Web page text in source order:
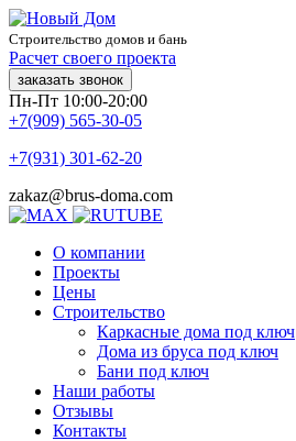
Строительство домов и бань
Расчет своего проекта
заказать звонок
Пн-Пт 10:00-20:00
+7(909) 565-30-05
+7(931) 301-62-20
zakaz@brus-doma.com
О компании
Проекты
Цены
Строительство
Каркасные дома под ключ
Дома из бруса под ключ
Бани под ключ
Наши работы
Отзывы
Контакты